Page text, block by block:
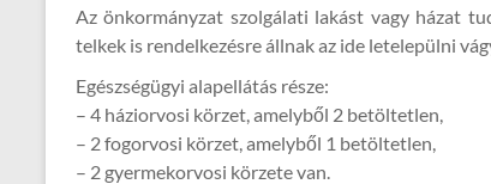
Az önkormányzat szolgálati lakást vagy házat
telkek is rendelkezésre állnak az ide letelepülni
Egészségügyi alapellátás része:
– 4 háziorvosi körzet, amelyből 2 betöltetlen,
– 2 fogorvosi körzet, amelyből 1 betöltetlen,
– 2 gyermekorvosi körzete van.